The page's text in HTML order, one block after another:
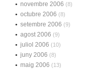
novembre 2006 (8)
octubre 2006 (8)
setembre 2006 (9)
agost 2006 (9)
juliol 2006 (10)
juny 2006 (8)
maig 2006 (13)